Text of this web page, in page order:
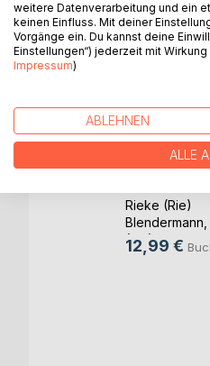
Eight und
Rieke (Rie)
Blendermann
(Jel)
12,99 €
weitere Datenverarbeitung und ein
keinen Einfluss. Mit deiner
Vorgänge ein. Du kannst deine
Einstellungen“) jederzeit mit
Impressum)
ABLEHNEN
ALLE